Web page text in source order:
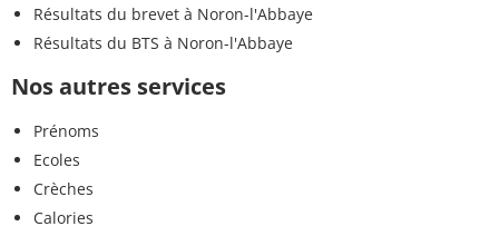
Résultats du brevet à Noron-l'Abbaye
Résultats du BTS à Noron-l'Abbaye
Nos autres services
Prénoms
Ecoles
Crèches
Calories